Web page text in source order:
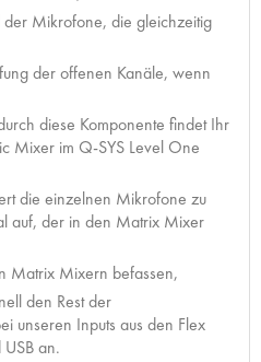
Mikrofone, die gleichzeitig
der offenen Kanäle, wenn
diese Komponente findet Ihr
Mixer im Q-SYS Level One
die einzelnen Mikrofone zu
auf, der in den Matrix Mixer
Matrix Mixern befassen,
den Rest der
unseren Inputs aus den Flex
an.